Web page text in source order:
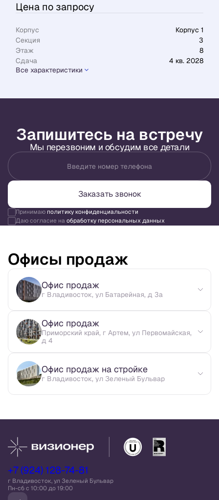
Цена по запросу
Корпус
Корпус 1
Секция
3
Этаж
8
Сдача
4 кв. 2028
Все характеристики
Запишитесь на встречу
Мы перезвоним и обсудим все детали
Введите номер телефона
Заказать звонок
Принимаю политику конфиденциальности
Даю согласие наобработку персональных данных
Офисы продаж
Офис продаж
г Владивосток, ул Батарейная, д 3а
Офис продаж
Приморский край, г Артем, ул Первомайская,
д 4
Офис продаж на стройке
г Владивосток, ул Зеленый Бульвар
+7 (924) 128-74-81
г Владивосток, ул Зеленый Бульвар
Пн-сб c 10:00 до 19:00